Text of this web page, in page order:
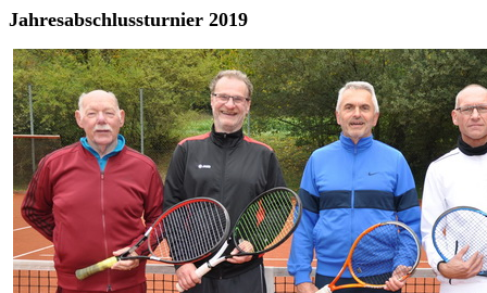
Jahresabschlussturnier 2019